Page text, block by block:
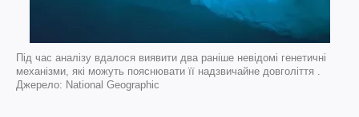
Під час аналізу вдалося виявити два раніше невідомі генетичні
механізми, які можуть пояснювати її надзвичайне довголіття .
Джерело: National Geographic